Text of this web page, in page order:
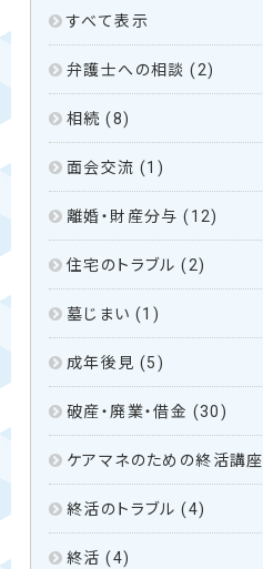
すべて表示
弁護士への相談 (2)
相続 (8)
面会交流 (1)
離婚・財産分与 (12)
住宅のトラブル (2)
墓じまい (1)
成年後見 (5)
破産・廃業・借金 (30)
ケアマネのための終活講座
終活のトラブル (4)
終活 (4)